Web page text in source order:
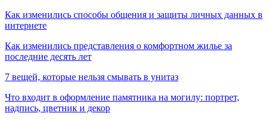
Как изменились способы общения и защиты личных данных в
интернете
Как изменились представления о комфортном жилье за
последние десять лет
7 вещей, которые нельзя смывать в унитаз
Что входит в оформление памятника на могилу: портрет,
надпись, цветник и декор